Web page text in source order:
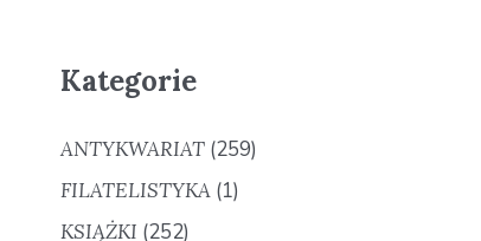
Kategorie
ANTYKWARIAT (259)
FILATELISTYKA (1)
KSIĄŻKI (252)